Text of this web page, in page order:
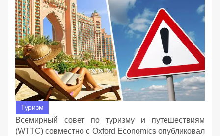
Туризм
Всемирный совет по туризму и путешествиям
(WTTC) совместно с Oxford Economics опубликовал